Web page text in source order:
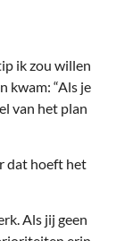
ik zou willen
kwam: “Als je
van het plan
dat hoeft het
Als jij geen